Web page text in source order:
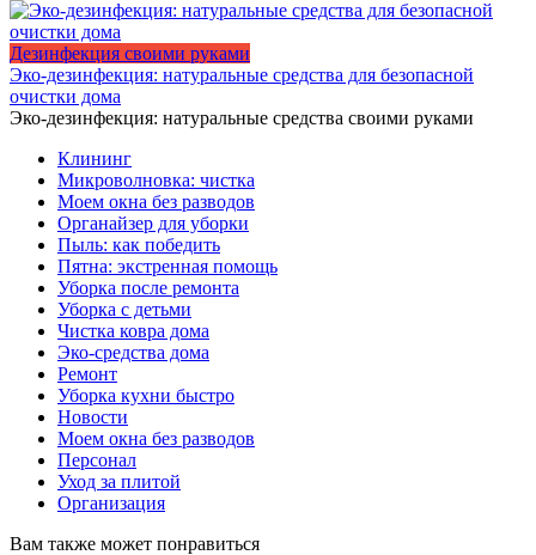
Дезинфекция своими руками
Эко-дезинфекция: натуральные средства для безопасной
очистки дома
Эко-дезинфекция: натуральные средства своими руками
Клининг
Микроволновка: чистка
Моем окна без разводов
Органайзер для уборки
Пыль: как победить
Пятна: экстренная помощь
Уборка после ремонта
Уборка с детьми
Чистка ковра дома
Эко-средства дома
Ремонт
Уборка кухни быстро
Новости
Моем окна без разводов
Персонал
Уход за плитой
Организация
Вам также может понравиться